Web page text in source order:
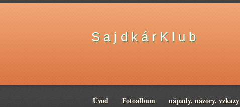
S a j d k á r K l u b
Úvod Fotoalbum nápady, názory, vzkazy